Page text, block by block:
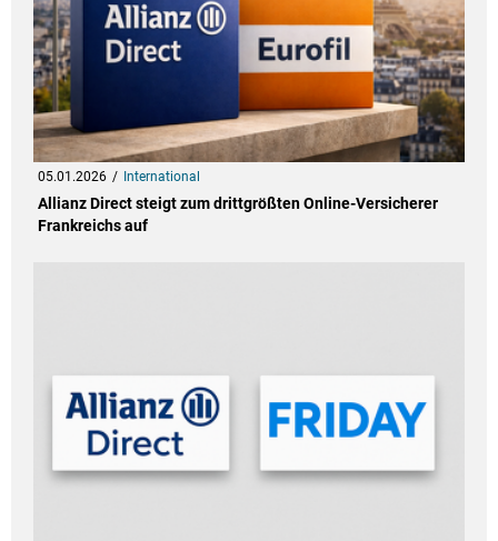
05.01.2026 International
Allianz Direct steigt zum drittgrößten Online-Versicherer
Frankreichs auf